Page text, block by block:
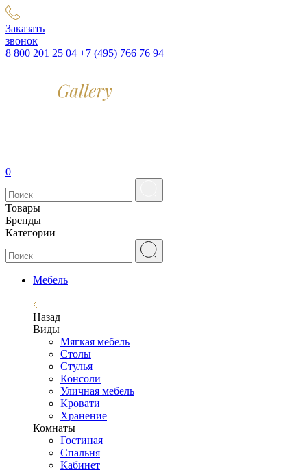
Заказать
звонок
8 800 201 25 04 +7 (495) 766 76 94
0
Товары
Бренды
Категории
Мебель
Назад
Виды
Мягкая мебель
Столы
Стулья
Консоли
Уличная мебель
Кровати
Хранение
Комнаты
Гостиная
Спальня
Кабинет